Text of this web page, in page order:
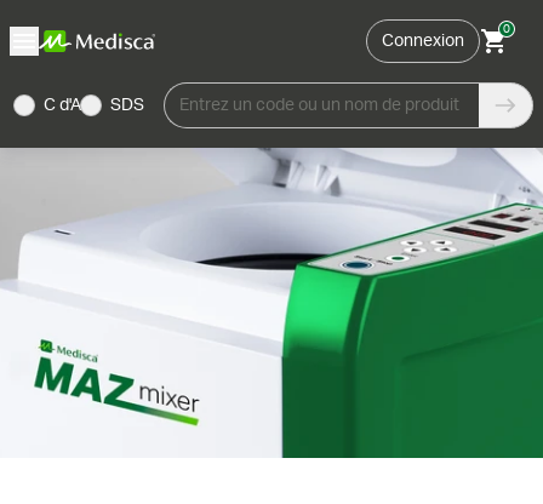
Connexion
0
C d'A SDS Entrez un code ou un nom de produit